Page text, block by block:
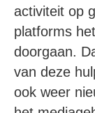
activiteit op
platforms
doorgaan.
van deze
ook weer